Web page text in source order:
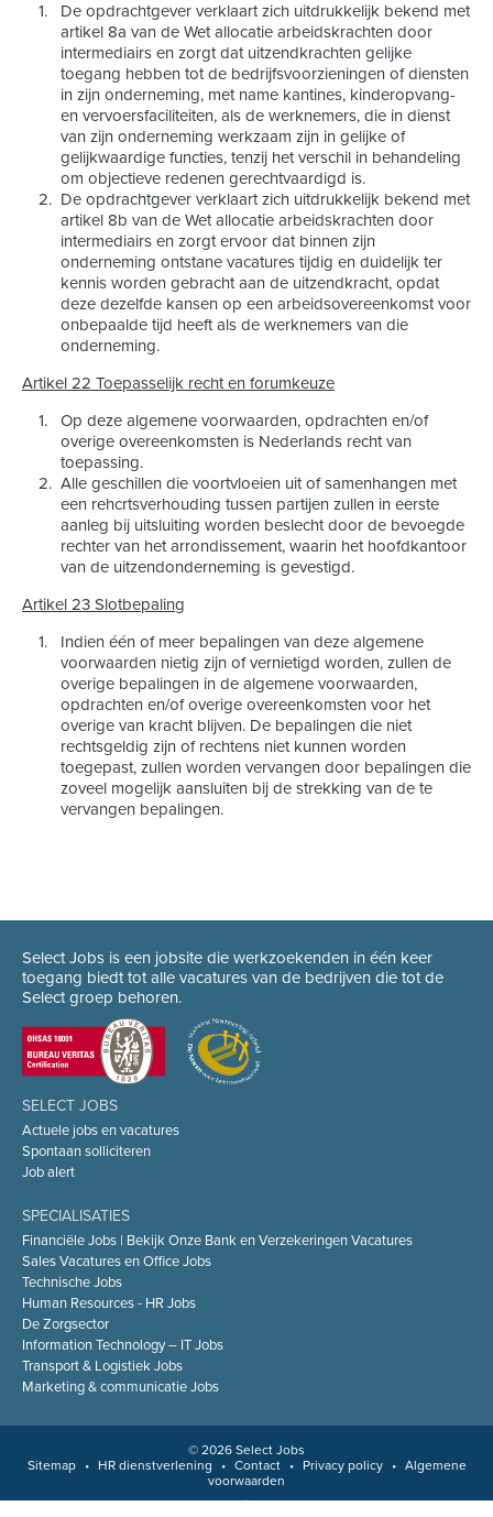
De opdrachtgever verklaart zich uitdrukkelijk bekend met
artikel 8a van de Wet allocatie arbeidskrachten door
intermediairs en zorgt dat uitzendkrachten gelijke
toegang hebben tot de bedrijfsvoorzieningen of diensten
in zijn onderneming, met name kantines, kinderopvang-
en vervoersfaciliteiten, als de werknemers, die in dienst
van zijn onderneming werkzaam zijn in gelijke of
gelijkwaardige functies, tenzij het verschil in behandeling
om objectieve redenen gerechtvaardigd is.
De opdrachtgever verklaart zich uitdrukkelijk bekend met
artikel 8b van de Wet allocatie arbeidskrachten door
intermediairs en zorgt ervoor dat binnen zijn
onderneming ontstane vacatures tijdig en duidelijk ter
kennis worden gebracht aan de uitzendkracht, opdat
deze dezelfde kansen op een arbeidsovereenkomst voor
onbepaalde tijd heeft als de werknemers van die
onderneming.
Artikel 22 Toepasselijk recht en forumkeuze
Op deze algemene voorwaarden, opdrachten en/of
overige overeenkomsten is Nederlands recht van
toepassing.
Alle geschillen die voortvloeien uit of samenhangen met
een rehcrtsverhouding tussen partijen zullen in eerste
aanleg bij uitsluiting worden beslecht door de bevoegde
rechter van het arrondissement, waarin het hoofdkantoor
van de uitzendonderneming is gevestigd.
Artikel 23 Slotbepaling
Indien één of meer bepalingen van deze algemene
voorwaarden nietig zijn of vernietigd worden, zullen de
overige bepalingen in de algemene voorwaarden,
opdrachten en/of overige overeenkomsten voor het
overige van kracht blijven. De bepalingen die niet
rechtsgeldig zijn of rechtens niet kunnen worden
toegepast, zullen worden vervangen door bepalingen die
zoveel mogelijk aansluiten bij de strekking van de te
vervangen bepalingen.
Select Jobs is een jobsite die werkzoekenden in één keer
toegang biedt tot alle vacatures van de bedrijven die tot de
Select groep behoren.
SELECT JOBS
Actuele jobs en vacatures
Spontaan solliciteren
Job alert
SPECIALISATIES
Financiële Jobs | Bekijk Onze Bank en Verzekeringen Vacatures
Sales Vacatures en Office Jobs
Technische Jobs
Human Resources - HR Jobs
De Zorgsector
Information Technology – IT Jobs
Transport & Logistiek Jobs
Marketing & communicatie Jobs
© 2026 Select Jobs
Sitemap
• HR dienstverlening • Contact • Privacy policy •
Algemene
voorwaarden